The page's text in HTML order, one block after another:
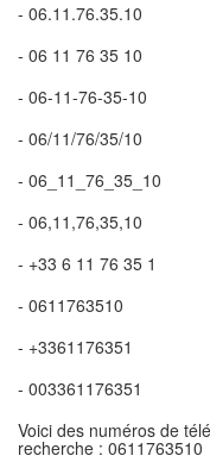
- 06.11.76.35.10
- 06 11 76 35 10
- 06-11-76-35-10
- 06/11/76/35/10
- 06_11_76_35_10
- 06,11,76,35,10
- +33 6 11 76 35 1
- 0611763510
- +3361176351
- 003361176351
Voici des numéros de
recherche : 0611763510